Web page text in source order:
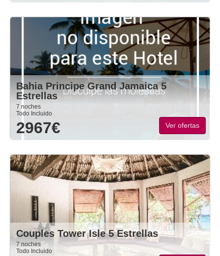
Bahia Principe Grand Jamaica 5
Estrellas
7 noches
Todo Incluido
2967€ Ver ofertas
Couples Tower Isle 5 Estrellas
7 noches
Todo Incluido